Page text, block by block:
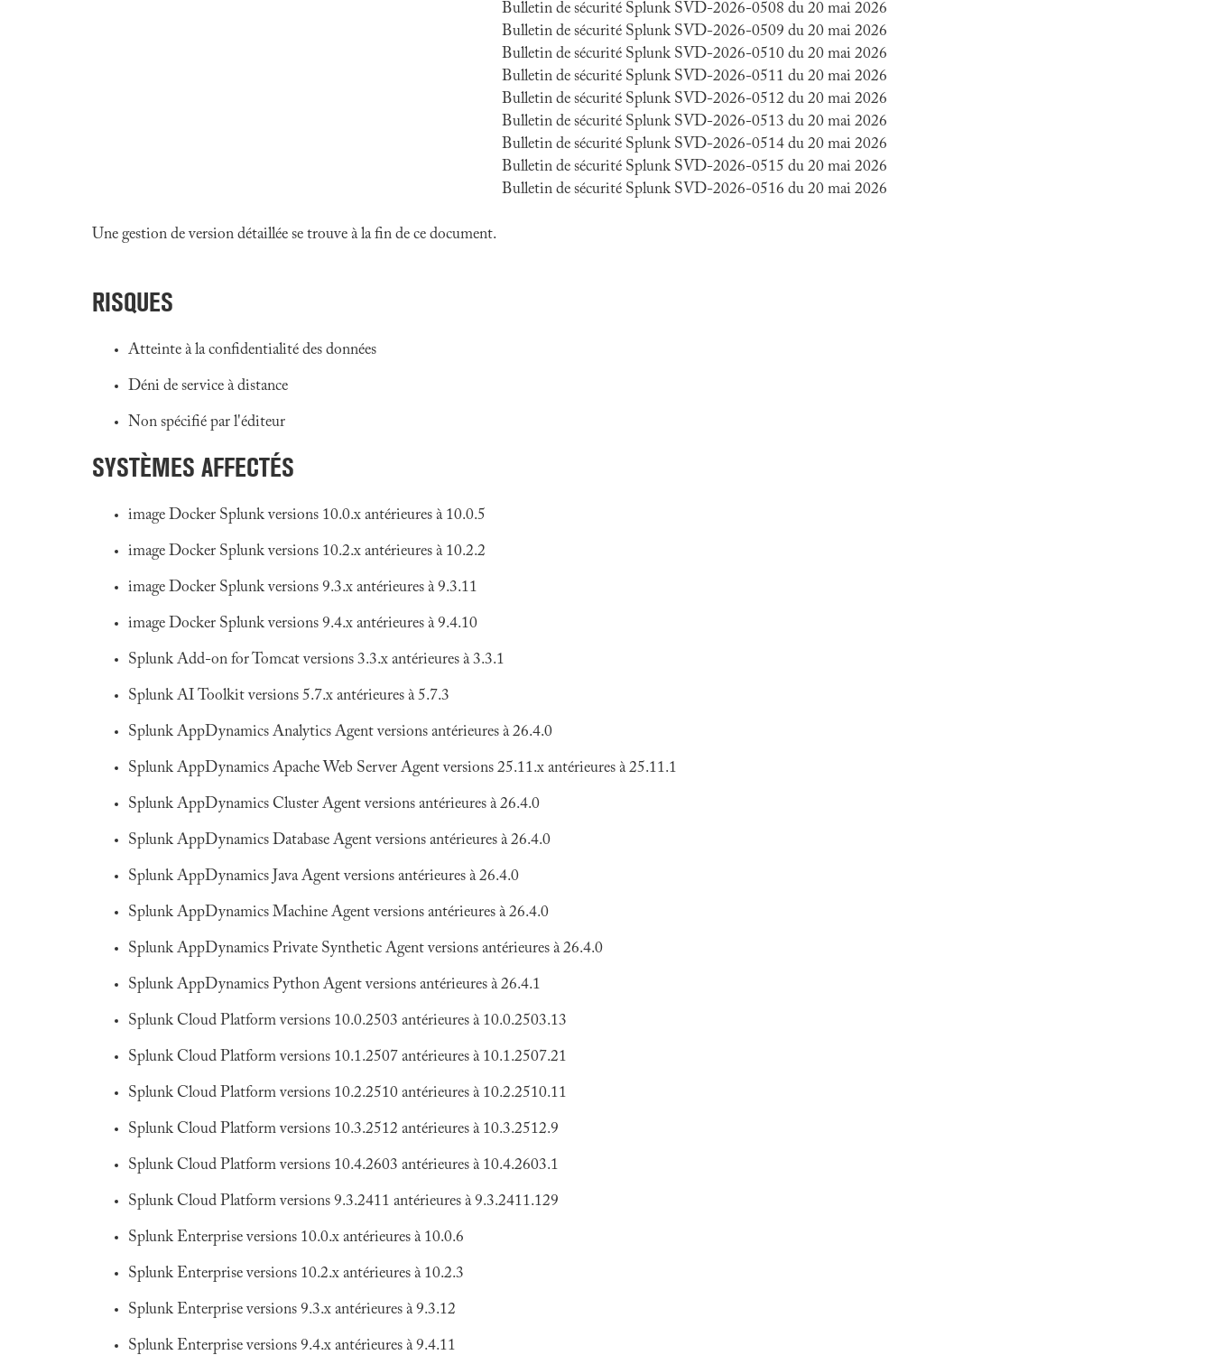
Bulletin de sécurité Splunk SVD-2026-0508 du 20 mai 2026
Bulletin de sécurité Splunk SVD-2026-0509 du 20 mai 2026
Bulletin de sécurité Splunk SVD-2026-0510 du 20 mai 2026
Bulletin de sécurité Splunk SVD-2026-0511 du 20 mai 2026
Bulletin de sécurité Splunk SVD-2026-0512 du 20 mai 2026
Bulletin de sécurité Splunk SVD-2026-0513 du 20 mai 2026
Bulletin de sécurité Splunk SVD-2026-0514 du 20 mai 2026
Bulletin de sécurité Splunk SVD-2026-0515 du 20 mai 2026
Bulletin de sécurité Splunk SVD-2026-0516 du 20 mai 2026
Une gestion de version détaillée se trouve à la fin de ce document.
RISQUES
Atteinte à la confidentialité des données
Déni de service à distance
Non spécifié par l'éditeur
SYSTÈMES AFFECTÉS
image Docker Splunk versions 10.0.x antérieures à 10.0.5
image Docker Splunk versions 10.2.x antérieures à 10.2.2
image Docker Splunk versions 9.3.x antérieures à 9.3.11
image Docker Splunk versions 9.4.x antérieures à 9.4.10
Splunk Add-on for Tomcat versions 3.3.x antérieures à 3.3.1
Splunk AI Toolkit versions 5.7.x antérieures à 5.7.3
Splunk AppDynamics Analytics Agent versions antérieures à 26.4.0
Splunk AppDynamics Apache Web Server Agent versions 25.11.x antérieures à 25.11.1
Splunk AppDynamics Cluster Agent versions antérieures à 26.4.0
Splunk AppDynamics Database Agent versions antérieures à 26.4.0
Splunk AppDynamics Java Agent versions antérieures à 26.4.0
Splunk AppDynamics Machine Agent versions antérieures à 26.4.0
Splunk AppDynamics Private Synthetic Agent versions antérieures à 26.4.0
Splunk AppDynamics Python Agent versions antérieures à 26.4.1
Splunk Cloud Platform versions 10.0.2503 antérieures à 10.0.2503.13
Splunk Cloud Platform versions 10.1.2507 antérieures à 10.1.2507.21
Splunk Cloud Platform versions 10.2.2510 antérieures à 10.2.2510.11
Splunk Cloud Platform versions 10.3.2512 antérieures à 10.3.2512.9
Splunk Cloud Platform versions 10.4.2603 antérieures à 10.4.2603.1
Splunk Cloud Platform versions 9.3.2411 antérieures à 9.3.2411.129
Splunk Enterprise versions 10.0.x antérieures à 10.0.6
Splunk Enterprise versions 10.2.x antérieures à 10.2.3
Splunk Enterprise versions 9.3.x antérieures à 9.3.12
Splunk Enterprise versions 9.4.x antérieures à 9.4.11